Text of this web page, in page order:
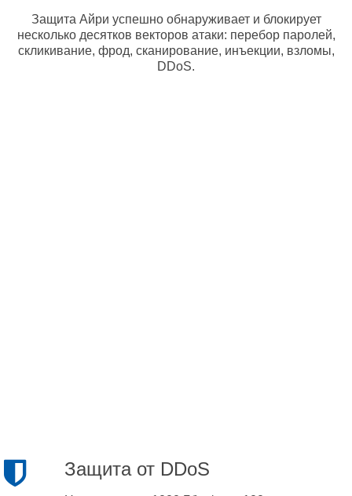
Защита Айри успешно обнаруживает и блокирует
несколько десятков векторов атаки: перебор паролей,
скликивание, фрод, сканирование, инъекции, взломы,
DDoS.
Защита от DDoS